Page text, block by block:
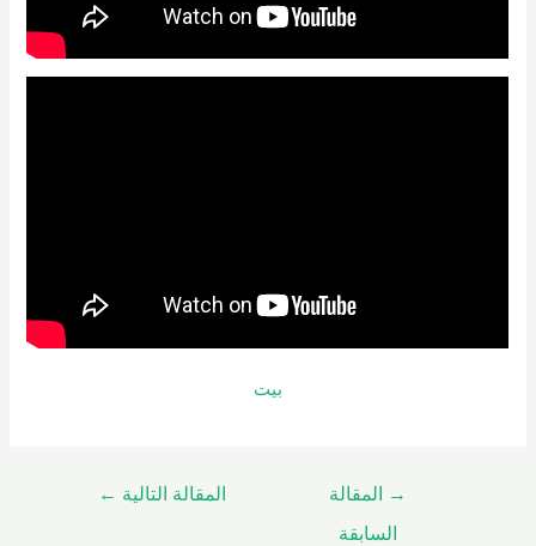
بيت
→
المقالة
السابقة
المقالة التالية ←